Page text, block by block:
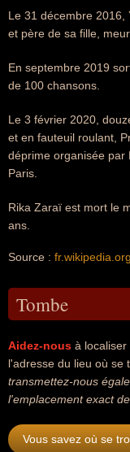
Le 31 décembre
et père de sa fille,
En septembre 2019
de 100 chansons.
Le 3 février 2020,
et en fauteuil roulant,
déprime organisée par
Paris.
Rika Zaraï est mort le
ans.
Source : fr.wikipedia.org
Tombe
Aidez-nous à
l'adresse du lieu où se
transmettez-nous
l'emplacement exact
Vous savez où se